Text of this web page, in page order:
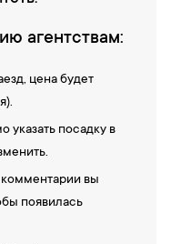
агентствам:
цена будет
указать посадку в
вы
появилась